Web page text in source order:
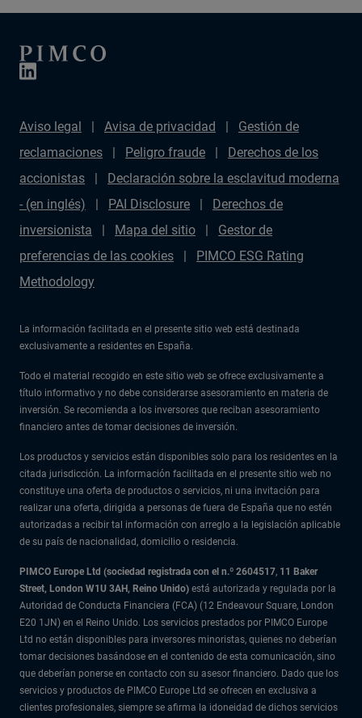
Aviso legal Avisa de privacidad
Gestión de
reclamaciones
Peligro fraude
Derechos de los
accionistas
Declaración sobre la esclavitud moderna
- (en inglés)
PAI Disclosure
Derechos de
inversionista
Mapa del sitio
Gestor de
preferencias de las cookies
PIMCO ESG Rating
Methodology
La información facilitada en el presente sitio web está destinada
exclusivamente a residentes en España.
Todo el material recogido en este sitio web se ofrece exclusivamente a
título informativo y no debe considerarse asesoramiento en materia de
inversión. Se recomienda a los inversores que reciban asesoramiento
financiero antes de tomar decisiones de inversión.
Los productos y servicios están disponibles solo para los residentes en la
citada jurisdicción. La información facilitada en el presente sitio web no
constituye una oferta de productos o servicios, ni una invitación para
realizar una oferta, dirigida a personas de fuera de España que no estén
autorizadas a recibir tal información con arreglo a la legislación aplicable
de su país de nacionalidad, domicilio o residencia.
PIMCO Europe Ltd (sociedad registrada con el n.º 2604517, 11 Baker
Street, London W1U 3AH, Reino Unido) está autorizada y regulada por la
Autoridad de Conducta Financiera (FCA) (12 Endeavour Square, London
E20 1JN) en el Reino Unido. Los servicios prestados por PIMCO Europe
Ltd no están disponibles para inversores minoristas, quienes no deberían
tomar decisiones basándose en el contenido de esta comunicación, sino
que deberían ponerse en contacto con su asesor financiero. Dado que los
servicios y productos de PIMCO Europe Ltd se ofrecen en exclusiva a
clientes profesionales, siempre se afirma la idoneidad de dichos servicios